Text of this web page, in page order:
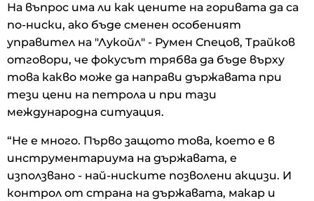
На въпрос има ли как цените на горивата да са
по-ниски, ако бъде сменен особеният
управител на "Лукойл" - Румен Спецов, Трайков
отговори, че фокусът трябва да бъде върху
това какво може да направи държавата при
тези цени на петрола и при тази
международна ситуация.
“Не е много. Първо защото това, което е в
инструментариума на държавата, е
използвано - най-ниските позволени акцизи. И
контрол от страна на държавата, макар и